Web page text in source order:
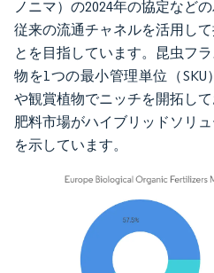
ノニマ）の2024年の協定など
従来の流通チャネルを活用し
とを目指しています。昆虫フ
物を1つの最小管理単位（
や観賞植物でニッチを開拓し
肥料市場がハイブリッドソリ
を示しています。